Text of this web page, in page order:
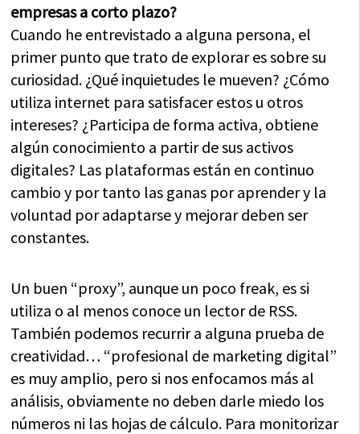
empresas a corto plazo?
Cuando he entrevistado a alguna persona, el
primer punto que trato de explorar es sobre su
curiosidad. ¿Qué inquietudes le mueven? ¿Cómo
utiliza internet para satisfacer estos u otros
intereses? ¿Participa de forma activa, obtiene
algún conocimiento a partir de sus activos
digitales? Las plataformas están en continuo
cambio y por tanto las ganas por aprender y la
voluntad por adaptarse y mejorar deben ser
constantes.
Un buen “proxy”, aunque un poco freak, es si
utiliza o al menos conoce un lector de RSS.
También podemos recurrir a alguna prueba de
creatividad… “profesional de marketing digital”
es muy amplio, pero si nos enfocamos más al
análisis, obviamente no deben darle miedo los
números ni las hojas de cálculo. Para monitorizar